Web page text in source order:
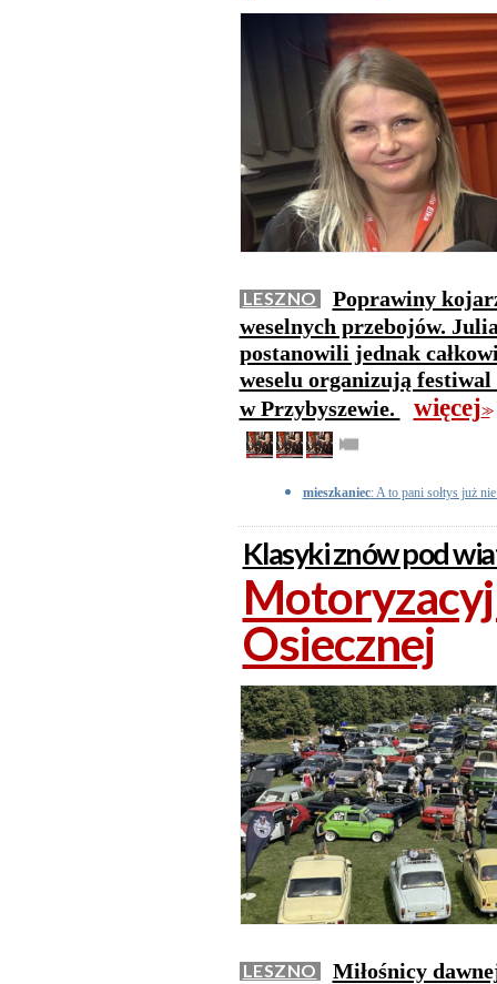
LESZNO
Poprawiny
weselnych przebojów.
postanowili jednak
weselu organizują
w Przybyszewie.
więcej>>
mieszkaniec: A to pani sołtys już
Klasyki znów pod
Osiecznej
LESZNO
Miłośnicy